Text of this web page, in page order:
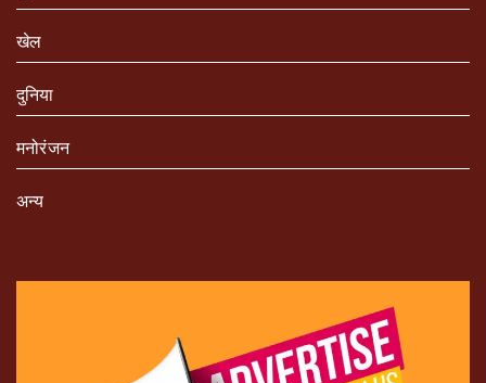
खेल
दुनिया
मनोरंजन
अन्य